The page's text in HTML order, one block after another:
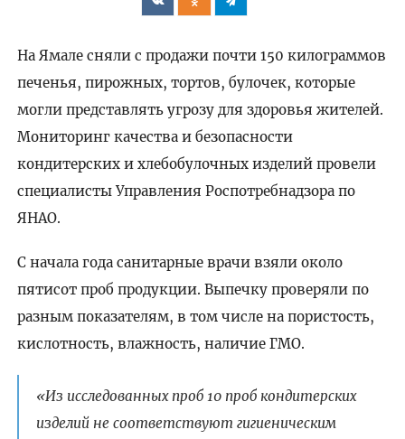
На Ямале сняли с продажи почти 150 килограммов
печенья, пирожных, тортов, булочек, которые
могли представлять угрозу для здоровья жителей.
Мониторинг качества и безопасности
кондитерских и хлебобулочных изделий провели
специалисты Управления Роспотребнадзора по
ЯНАО.
С начала года санитарные врачи взяли около
пятисот проб продукции. Выпечку проверяли по
разным показателям, в том числе на пористость,
кислотность, влажность, наличие ГМО.
«Из исследованных проб 10 проб кондитерских
изделий не соответствуют гигиеническим